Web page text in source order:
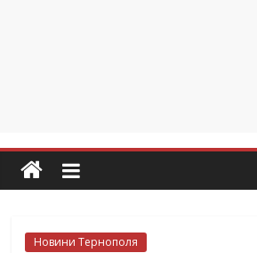
Новини Тернополя